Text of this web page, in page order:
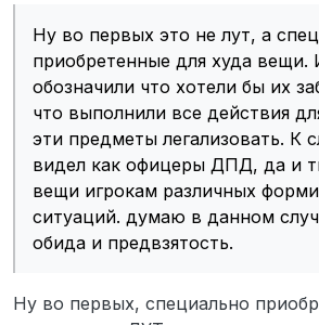
Ну во первых это не лут, а
приобретенные для худа вещи.
обозначили что хотели бы их
что выполнили все действия
эти предметы легализовать. К
видел как офицеры ДПД, да и
вещи игрокам различных
ситуаций. думаю в данном
обида и предвзятость.
Ну во первых, специально